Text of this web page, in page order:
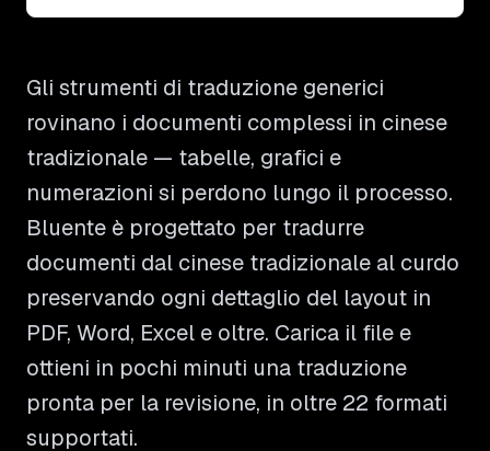
Gli strumenti di traduzione generici
rovinano i documenti complessi in cinese
tradizionale — tabelle, grafici e
numerazioni si perdono lungo il processo.
Bluente è progettato per tradurre
documenti dal cinese tradizionale al curdo
preservando ogni dettaglio del layout in
PDF, Word, Excel e oltre. Carica il file e
ottieni in pochi minuti una traduzione
pronta per la revisione, in oltre 22 formati
supportati.